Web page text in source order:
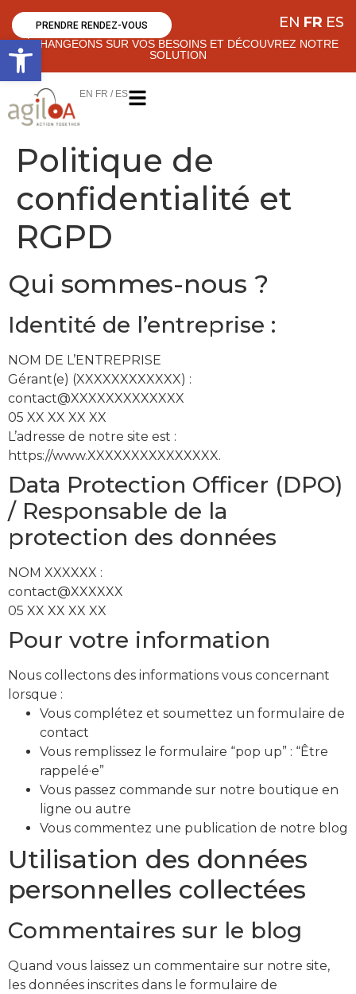
Ouvrir la barre d’outils
PRENDRE RENDEZ-VOUS
ÉCHANGEONS SUR VOS BESOINS ET DÉCOUVREZ NOTRE
SOLUTION
EN FR / ES
Politique de
confidentialité et
RGPD
Qui sommes-nous ?
Identité de l’entreprise :
NOM DE L’ENTREPRISE
Gérant(e) (XXXXXXXXXXXX) :
contact@XXXXXXXXXXXXX
05 XX XX XX XX
L’adresse de notre site est :
https://www.XXXXXXXXXXXXXXX.
Data Protection Officer (DPO)
/ Responsable de la
protection des données
NOM XXXXXX :
contact@XXXXXX
05 XX XX XX XX
Pour votre information
Nous collectons des informations vous concernant
lorsque :
Vous complétez et soumettez un formulaire de
contact
Vous remplissez le formulaire “pop up” : “Être
rappelé·e”
Vous passez commande sur notre boutique en
ligne ou autre
Vous commentez une publication de notre blog
Utilisation des données
personnelles collectées
Commentaires sur le blog
Quand vous laissez un commentaire sur notre site,
les données inscrites dans le formulaire de
EN FR ES